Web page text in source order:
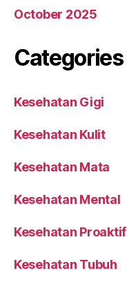
October 2025
Categories
Kesehatan Gigi
Kesehatan Kulit
Kesehatan Mata
Kesehatan Mental
Kesehatan Proaktif
Kesehatan Tubuh